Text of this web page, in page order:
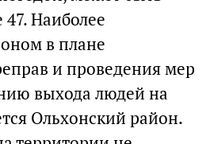
Наиболее
в плане
и проведения мер
выхода людей на
Ольхонский район.